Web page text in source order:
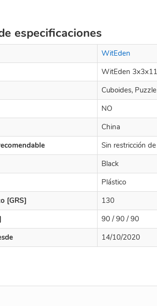
especificaciones
WitEden
WitEden
Cuboides, Puzzle
NO
China
Sin restricción
Black
Plástico
[GRS]
130
90 / 90 / 90
14/10/2020